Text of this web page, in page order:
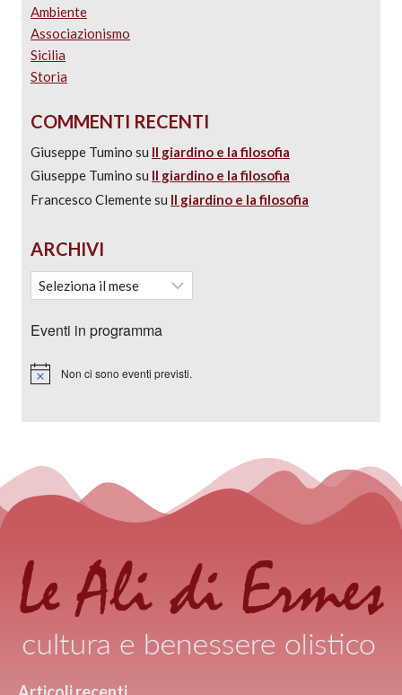
Ambiente
Associazionismo
Sicilia
Storia
COMMENTI RECENTI
Giuseppe Tumino su Il giardino e la filosofia
Giuseppe Tumino su Il giardino e la filosofia
Francesco Clementesu Il giardino e la filosofia
ARCHIVI
Eventi in programma
Notice Non ci sono eventi previsti.